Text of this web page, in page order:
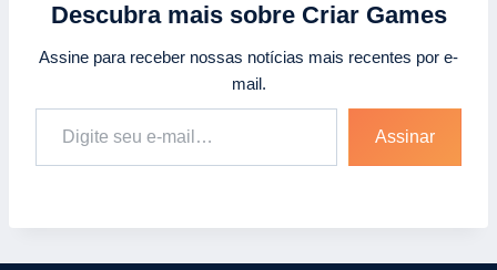
Descubra mais sobre Criar Games
Assine para receber nossas notícias mais recentes por e-
mail.
Digite seu e-mail…
Assinar